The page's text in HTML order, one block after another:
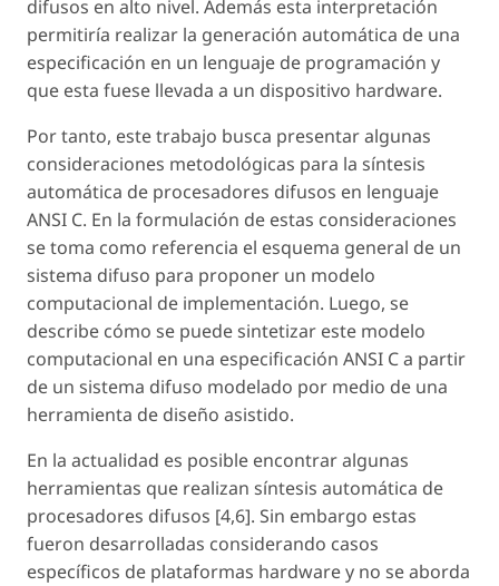
difusos en alto nivel. Además esta interpretación
permitiría realizar la generación automática de una
especificación en un lenguaje de programación y
que esta fuese llevada a un dispositivo hardware.
Por tanto, este trabajo busca presentar algunas
consideraciones metodológicas para la síntesis
automática de procesadores difusos en lenguaje
ANSI C. En la formulación de estas consideraciones
se toma como referencia el esquema general de un
sistema difuso para proponer un modelo
computacional de implementación. Luego, se
describe cómo se puede sintetizar este modelo
computacional en una especificación ANSI C a partir
de un sistema difuso modelado por medio de una
herramienta de diseño asistido.
En la actualidad es posible encontrar algunas
herramientas que realizan síntesis automática de
procesadores difusos [4,6]. Sin embargo estas
fueron desarrolladas considerando casos
específicos de plataformas hardware y no se aborda